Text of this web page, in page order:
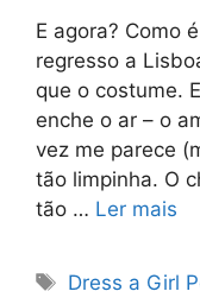
E agora? Como
regresso a
que o costume.
enche o ar – o
vez me parece
tão limpinha. O
tão … Ler mais
Etiquetas
Dress a Girl